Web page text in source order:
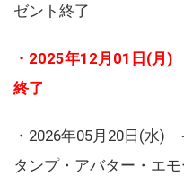
ゼント終了
・2025年12月01日(月
終了
・2026年05月20日(水)
タンプ・アバター・エ